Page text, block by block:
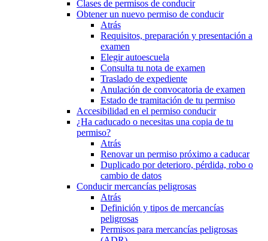
Clases de permisos de conducir
Obtener un nuevo permiso de conducir
Atrás
Requisitos, preparación y presentación a
examen
Elegir autoescuela
Consulta tu nota de examen
Traslado de expediente
Anulación de convocatoria de examen
Estado de tramitación de tu permiso
Accesibilidad en el permiso conducir
¿Ha caducado o necesitas una copia de tu
permiso?
Atrás
Renovar un permiso próximo a caducar
Duplicado por deterioro, pérdida, robo o
cambio de datos
Conducir mercancías peligrosas
Atrás
Definición y tipos de mercancías
peligrosas
Permisos para mercancías peligrosas